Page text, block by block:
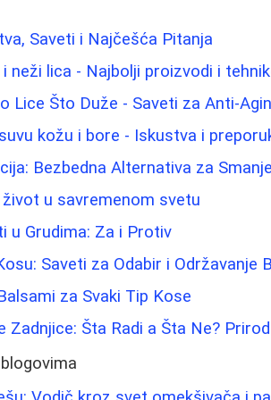
Saveti i Najčešća Pitanja
neži lica - Najbolji proizvodi i
Lice Što Duže - Saveti za Anti-
kožu i bore - Iskustva i
Bezbedna Alternativa za
u savremenom svetu
u Grudima: Za i Protiv
Saveti za Odabir i Održavanje
za Svaki Tip Kose
Zadnjice: Šta Radi a Šta Ne?